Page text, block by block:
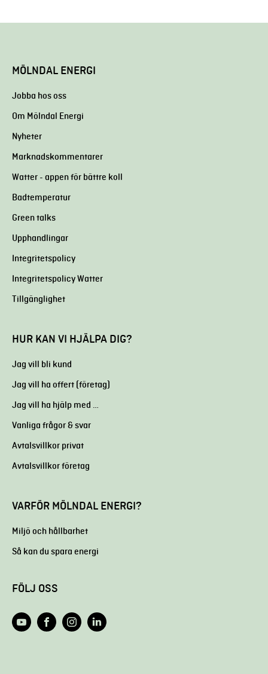
MÖLNDAL ENERGI
Jobba hos oss
Om Mölndal Energi
Nyheter
Marknadskommentarer
Watter - appen för bättre koll
Badtemperatur
Green talks
Upphandlingar
Integritetspolicy
Integritetspolicy Watter
Tillgänglighet
HUR KAN VI HJÄLPA DIG?
Jag vill bli kund
Jag vill ha offert (företag)
Jag vill ha hjälp med …
Vanliga frågor & svar
Avtalsvillkor privat
Avtalsvillkor företag
VARFÖR MÖLNDAL ENERGI?
Miljö och hållbarhet
Så kan du spara energi
FÖLJ OSS